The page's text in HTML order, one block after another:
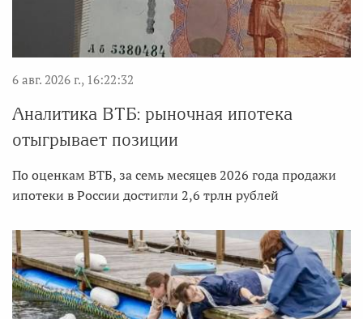
6 авг. 2026 г., 16:22:32
Аналитика ВТБ: рыночная ипотека
отыгрывает позиции
По оценкам ВТБ, за семь месяцев 2026 года продажи
ипотеки в России достигли 2,6 трлн рублей